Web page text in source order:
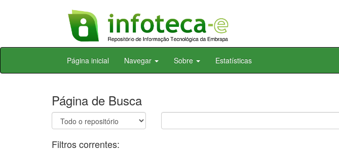
Skip
Página inicial Navegar Sobre Estatísticas
Página de Busca
Filtros correntes: